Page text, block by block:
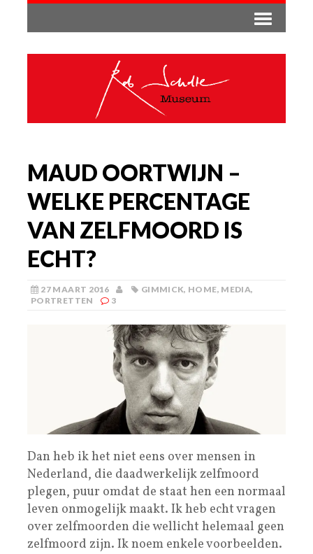
MAUD OORTWIJN –
WELKE PERCENTAGE
VAN ZELFMOORD IS
ECHT?
27 MAART 2016 GIMMICK, HOME, MEDIA,
PORTRETTEN
3
Dan heb ik het niet eens over mensen in
Nederland, die daadwerkelijk zelfmoord
plegen, puur omdat de staat hen een normaal
leven onmogelijk maakt. Ik heb echt vragen
over zelfmoorden die wellicht helemaal geen
zelfmoord zijn. Ik noem enkele voorbeelden.